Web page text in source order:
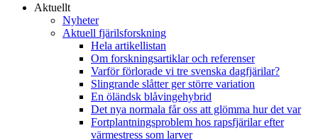
Aktuellt
Nyheter
Aktuell fjärilsforskning
Hela artikellistan
Om forskningsartiklar och referenser
Varför förlorade vi tre svenska dagfjärilar?
Slingrande slåtter ger större variation
En öländsk blåvingehybrid
Det nya normala får oss att glömma hur det var
Fortplantningsproblem hos rapsfjärilar efter
värmestress som larver